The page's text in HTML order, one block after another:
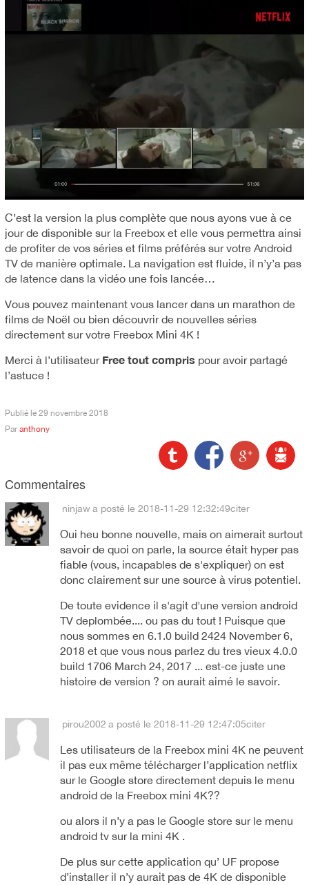
C’est la version la plus complète que nous ayons vue à ce
jour de disponible sur la Freebox et elle vous permettra ainsi
de profiter de vos séries et films préférés sur votre Android
TV de manière optimale. La navigation est fluide, il n’y’a pas
de latence dans la vidéo une fois lancée…
Vous pouvez maintenant vous lancer dans un marathon de
films de Noël ou bien découvrir de nouvelles séries
directement sur votre Freebox Mini 4K !
Merci à l’utilisateur Free tout compris pour avoir partagé
l’astuce !
Publié le 29 novembre 2018
Par anthony
Commentaires
ninjaw a posté le 2018-11-29 12:32:49citer
Oui heu bonne nouvelle, mais on aimerait surtout
savoir de quoi on parle, la source était hyper pas
fiable (vous, incapables de s'expliquer) on est
donc clairement sur une source à virus potentiel.
De toute evidence il s'agit d'une version android
TV deplombée.... ou pas du tout ! Puisque que
nous sommes en 6.1.0 build 2424 November 6,
2018 et que vous nous parlez du tres vieux 4.0.0
build 1706 March 24, 2017 ... est-ce juste une
histoire de version ? on aurait aimé le savoir.
pirou2002 a posté le 2018-11-29 12:47:05citer
Les utilisateurs de la Freebox mini 4K ne peuvent
il pas eux même télécharger l’application netflix
sur le Google store directement depuis le menu
android de la Freebox mini 4K??
ou alors il n’y a pas le Google store sur le menu
android tv sur la mini 4K .
De plus sur cette application qu’ UF propose
d’installer il n’y aurait pas de 4K de disponible